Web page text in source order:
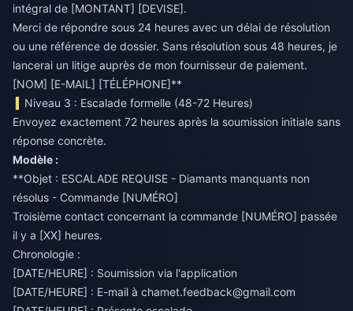
intégral de [MONTANT] [DEVISE].
Merci de répondre sous 24 heures avec un délai de résolution
ou une référence de dossier. Sans résolution sous 48 heures, je
lancerai un litige auprès de mon fournisseur de paiement.
[NOM] [E-MAIL] [TÉLÉPHONE]**
Niveau 3 : Escalade formelle (48-72 Heures)
Envoyez exactement 72 heures après la soumission initiale sans
réponse concrète.
Modèle :
**Objet : ESCALADE REQUISE - Diamants manquants non
résolus - Commande [NUMÉRO]
Troisième contact concernant la commande [NUMÉRO] passée
il y a [XX] heures.
Chronologie :
[DATE/HEURE] : Soumission via l'application
[DATE/HEURE] : E-mail à chamet.feedback@gmail.com